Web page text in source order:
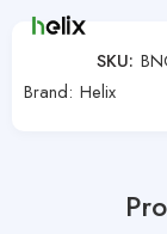
SKU:
Brand: Helix